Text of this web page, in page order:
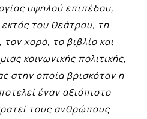
υψηλού επιπέδου,
του θεάτρου, τη
τον χορό, το βιβλίο και
κοινωνικής πολιτικής,
στην οποία βρισκόταν η
έναν αξιόπιστο
τους ανθρώπους